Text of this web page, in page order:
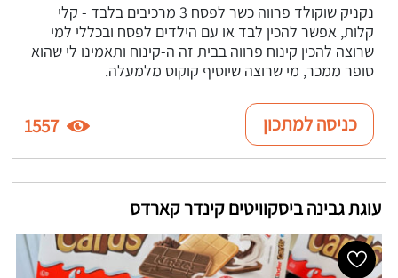
נקניק שוקולד פרווה כשר לפסח 3 מרכיבים בלבד - קלי
קלות, אפשר להכין לבד או עם הילדים לפסח ובכללי למי
שרוצה להכין קינוח פרווה בבית זה ה-קינוח ותאמינו לי שהוא
סופר ממכר, מי שרוצה שיוסיף קוקוס מלמעלה.
כניסה למתכון 1557
עוגת גבינה ביסקוויטים קינדר קארדס